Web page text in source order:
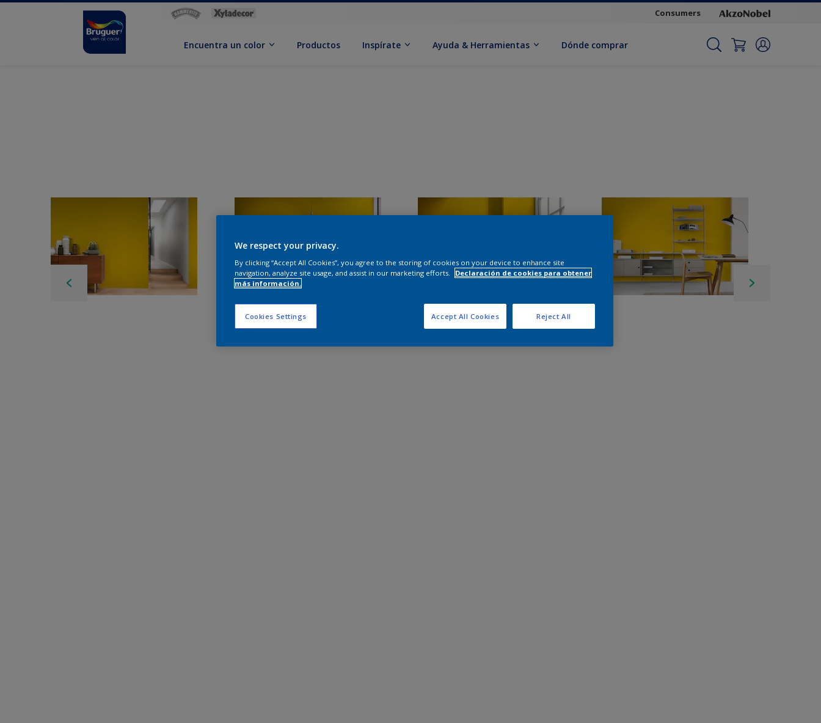
Consumers
Encuentra un color Productos Inspírate Ayuda & Herramientas Dónde comprar
We respect your privacy.
By clicking “Accept All Cookies”, you agree to the storing of cookies on your device to enhance site
navigation, analyze site usage, and assist in our marketing efforts.
Declaración de cookies para obtener
más información.
Cookies Settings Reject All
Accept All Cookies